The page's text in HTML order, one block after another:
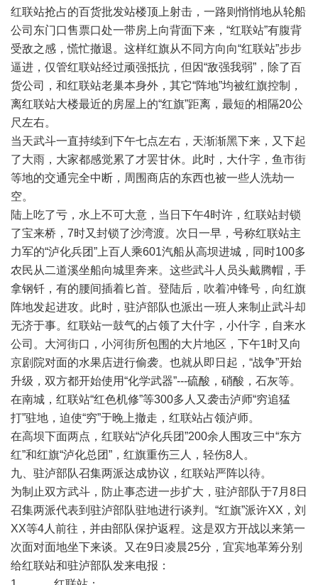
红联站抢占的百货批发站楼顶上射击，一路则悄悄地从轮船
公司东门口售票口处一带房上向背面下来，“红联站”有腹背
受敌之感，慌忙撤退。这样红旗从不同方向向“红联站”步步
逼进，仅管红联站经过顽强抵抗，但因“敌强我弱”，除了百
货公司，和红联站老巢本身外，其它“阵地”均被红旗控制，
离红联站大楼最近的房屋上的“红旗”距离，最短的相隔20公
尺左右。
当天武斗一直持续到下午七点左右，天渐渐黑下来，又下起
了大雨，大家都感觉累了才罢甘休。此时，大什字，鱼市街
等地的交通完全中断，周围商店的东西也被一些人洗劫一
空。
陆上吃了亏，水上不可大意，当日下午4时许，红联站封锁
了宝来桥，7时又封锁了沙湾渡。次日一早，号称红联站主
力军的“泸化兵团”上百人乘601汽船从高坝进城，同时100多
农民从二道溪坐船向城里奔来。这些武斗人员头戴腾帽，手
拿钢钎，有的腰间插着匕首。登陆后，吹着冲锋号，向红旗
阵地发起进攻。此时，驻泸部队也派出一班人来制止武斗却
无济于事。红联站一鼓气的占领了大什字，小什字，自来水
公司。大河街口，小河街所包围的大片地区，下午1时又向
京剧院对面的水果店进行偷袭。也就从即日起，“战争”开始
升级，双方都开始使用“化学武器”---硫酸，硝酸，石灰等。
在南城，红联站“红色机修”等300多人又袭击泸师“穷追猛
打”驻地，迫使“穷”于晚上撤走，红联站占领泸师。
在高坝下面两点，红联站“泸化兵团”200余人围攻三中“东方
红”和红旗“泸化总团”，红旗重伤三人，轻伤8人。
九、驻泸部队召集两派达成协议，红联站严阵以待。
为制止双方武斗，防止事态进一步扩大，驻泸部队于7月8日
召集两派代表到驻泸部队驻地进行谈判。“红旗”派许XX，刘
XX等4人前往，并由部队保护返程。这是双方开战以来第一
次面对面地坐下来谈。又在9日凌晨25分，宜宾地革筹分别
给红联站和驻泸部队发来电报：